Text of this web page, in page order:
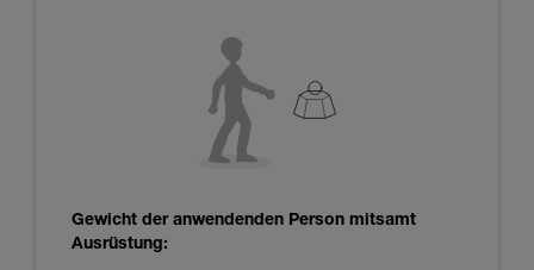
Gewicht der anwendenden Person mitsamt
Ausrüstung: